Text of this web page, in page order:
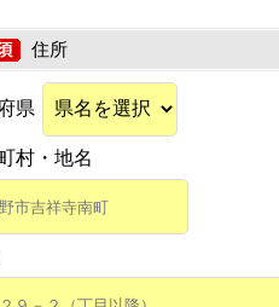
住所
県
村・地名